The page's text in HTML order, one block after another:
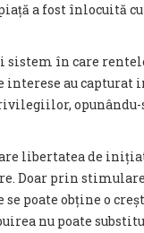
a fost înlocuită
sistem în care
interese au capturat
libertatea de
Doar prin
poate obține o
nu poate